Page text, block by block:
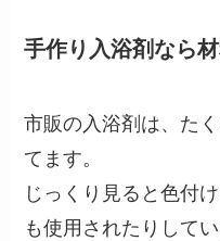
手作り入浴剤なら
市販の入浴剤は、た
てます。
じっくり見ると色付
も使用されたりしてい